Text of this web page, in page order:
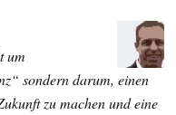
um
sondern darum, einen
zu machen und eine